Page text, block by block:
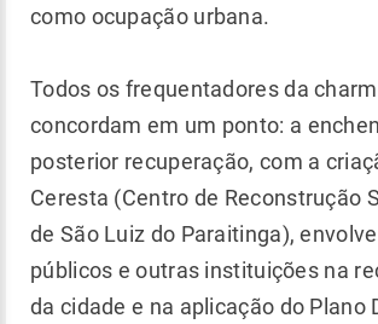
como ocupação urbana.
Todos os frequentadores da
concordam em um ponto: a
posterior recuperação, com a
Ceresta (Centro de Reconstrução
de São Luiz do Paraitinga),
públicos e outras instituições na
da cidade e na aplicação do Plano